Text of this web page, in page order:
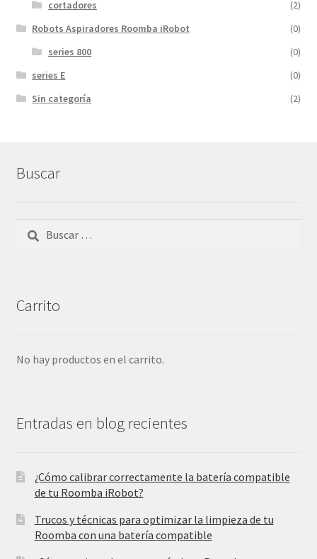
cortadores
(2)
Robots Aspiradores Roomba iRobot
(0)
series 800
(0)
series E
(0)
Sin categoría
(2)
Buscar
Carrito
No hay productos en el carrito.
Entradas en blog recientes
¿Cómo calibrar correctamente la batería compatible
de tu Roomba iRobot?
Trucos y técnicas para optimizar la limpieza de tu
Roomba con una batería compatible